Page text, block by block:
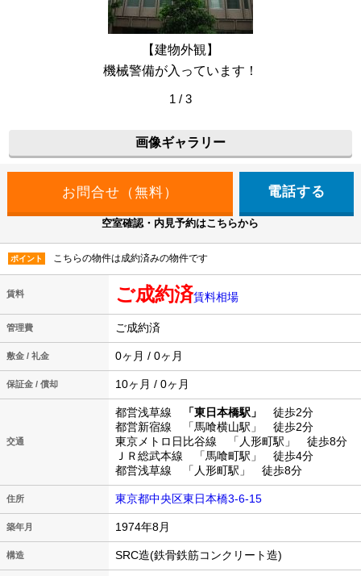
【建物外観】
機械警備が入っています！
1 / 3
画像ギャラリー
電話する
空室確認・内見予約はこちらから
ポイント こちらの物件は成約済みの物件です
賃料 ご成約済賃料相場
管理費 ご成約済
敷金 / 礼金 0ヶ月 / 0ヶ月
保証金 / 償却 10ヶ月 / 0ヶ月
交通
都営浅草線 「東日本橋駅」
徒歩2分
都営新宿線 「馬喰横山駅」 徒歩2分
東京メトロ日比谷線 「人形町駅」 徒歩8分
ＪＲ総武本線 「馬喰町駅」 徒歩4分
都営浅草線 「人形町駅」 徒歩8分
住所 東京都中央区東日本橋3-6-15
築年月 1974年8月
構造 SRC造(鉄骨鉄筋コンクリート造)